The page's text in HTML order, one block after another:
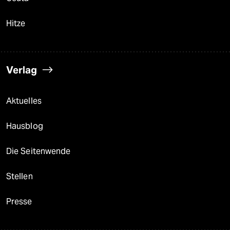
Hitze
Verlag
Aktuelles
Hausblog
Die Seitenwende
Stellen
Presse